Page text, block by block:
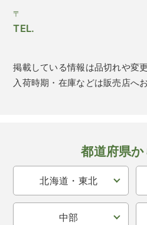
〒
TEL.
掲載している情報は品切れや変
入荷時期・在庫などは販売店へ
都道府県
北海道・東北
中部